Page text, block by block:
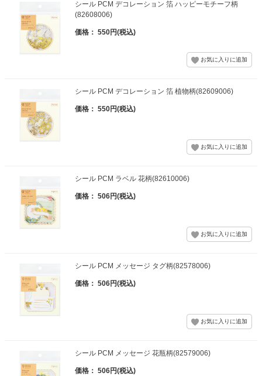
シール PCM デコレーション 箔 ハッピーモチーフ柄
(82608006)
価格： 550円(税込)
シール PCM デコレーション 箔 植物柄(82609006)
価格： 550円(税込)
シール PCM ラベル 花柄(82610006)
価格： 506円(税込)
シール PCM メッセージ タグ柄(82578006)
価格： 506円(税込)
シール PCM メッセージ 花瓶柄(82579006)
価格： 506円(税込)